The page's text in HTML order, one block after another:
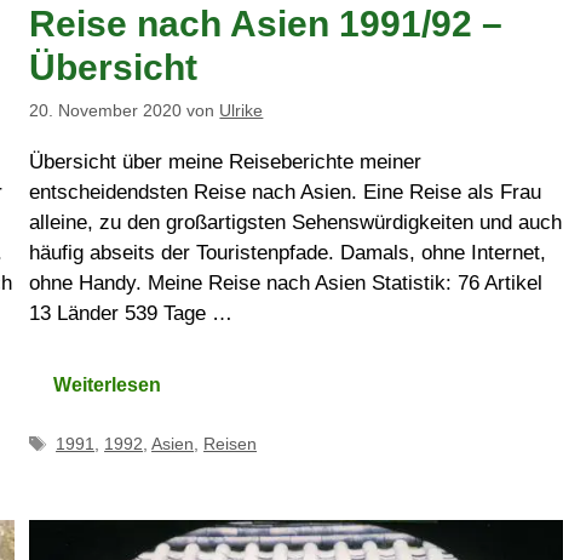
Reise nach Asien 1991/92 –
Übersicht
20. November 2020 von Ulrike
Übersicht über meine Reiseberichte meiner
entscheidendsten Reise nach Asien. Eine Reise als Frau
alleine, zu den großartigsten Sehenswürdigkeiten und auch
häufig abseits der Touristenpfade. Damals, ohne Internet,
ohne Handy. Meine Reise nach Asien Statistik: 76 Artikel
13 Länder 539 Tage …
Weiterlesen
Schlagwörter
1991 1992 ,Asien Reisen